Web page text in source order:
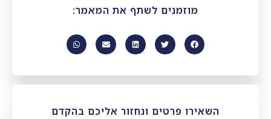
מוזמנים לשתף את המאמר:
השאירו פרטים ונחזור אליכם בהקדם